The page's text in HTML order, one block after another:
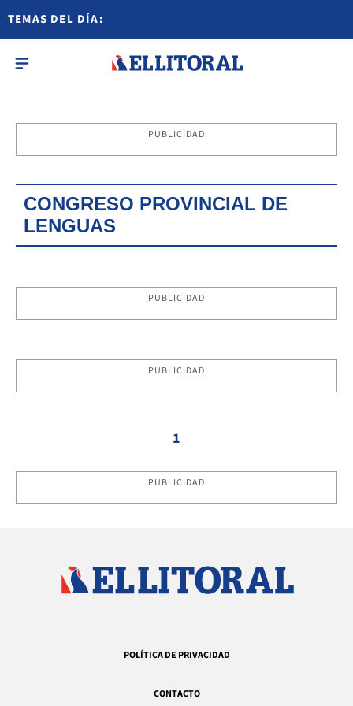
TEMAS DEL DÍA:
PUBLICIDAD
CONGRESO PROVINCIAL DE
LENGUAS
PUBLICIDAD
PUBLICIDAD
1
PUBLICIDAD
POLÍTICA DE PRIVACIDAD
CONTACTO